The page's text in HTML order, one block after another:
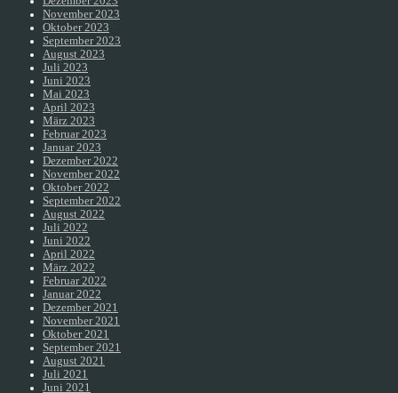
November 2023
Oktober 2023
September 2023
August 2023
Juli 2023
Juni 2023
Mai 2023
April 2023
März 2023
Februar 2023
Januar 2023
Dezember 2022
November 2022
Oktober 2022
September 2022
August 2022
Juli 2022
Juni 2022
April 2022
März 2022
Februar 2022
Januar 2022
Dezember 2021
November 2021
Oktober 2021
September 2021
August 2021
Juli 2021
Juni 2021